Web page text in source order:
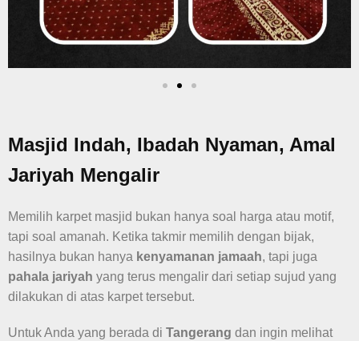
Masjid Indah, Ibadah Nyaman, Amal
Jariyah Mengalir
Memilih karpet masjid bukan hanya soal harga atau motif,
tapi soal amanah. Ketika takmir memilih dengan bijak,
hasilnya bukan hanya kenyamanan jamaah, tapi juga
pahala jariyah yang terus mengalir dari setiap sujud yang
dilakukan di atas karpet tersebut.
Untuk Anda yang berada di Tangerang dan ingin melihat